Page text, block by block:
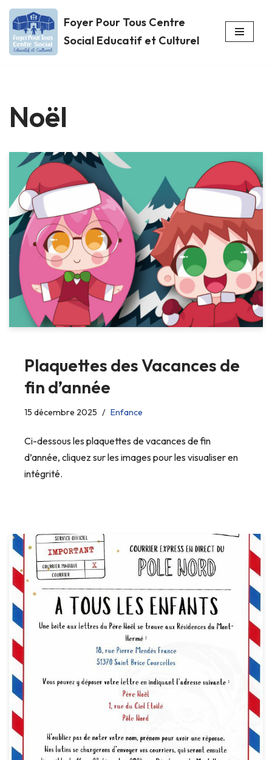
Aller
au
Foyer Pour Tous Centre
Social Educatif et Culturel
Noël
Plaquettes des Vacances de
fin d’année
15 décembre 2025 Enfance
Ci-dessous les plaquettes de vacances de fin
d’année, cliquez sur les images pour les visualiser en
intégrité.